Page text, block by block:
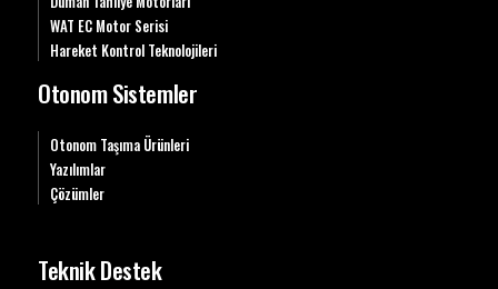
WAT EC Motor Serisi
Hareket Kontrol Teknolojileri
Otonom Sistemler
Otonom Taşıma Ürünleri
Yazılımlar
Çözümler
Teknik Destek